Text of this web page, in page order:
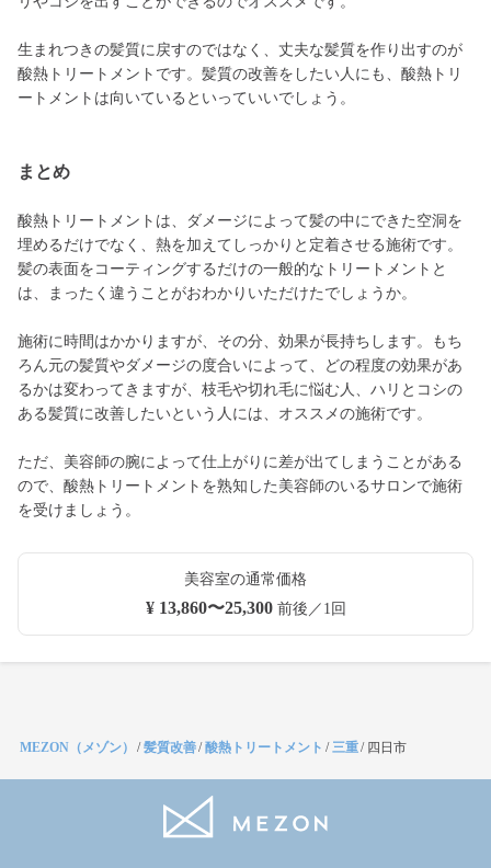
生まれつきの髪質に戻すのではなく、丈夫な髪質を作り出すのが
酸熱トリートメントです。髪質の改善をしたい人にも、酸熱トリ
ートメントは向いているといっていいでしょう。
まとめ
酸熱トリートメントは、ダメージによって髪の中にできた空洞を
埋めるだけでなく、熱を加えてしっかりと定着させる施術です。
髪の表面をコーティングするだけの一般的なトリートメントと
は、まったく違うことがおわかりいただけたでしょうか。
施術に時間はかかりますが、その分、効果が長持ちします。もち
ろん元の髪質やダメージの度合いによって、どの程度の効果があ
るかは変わってきますが、枝毛や切れ毛に悩む人、ハリとコシの
ある髪質に改善したいという人には、オススメの施術です。
ただ、美容師の腕によって仕上がりに差が出てしまうことがある
ので、酸熱トリートメントを熟知した美容師のいるサロンで施術
を受けましょう。
美容室の通常価格
¥ 13,860〜25,300前後／1回
MEZON（メゾン） /髪質改善/酸熱トリートメント /三重/ 四日市